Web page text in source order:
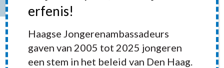
HOME»
erfenis!
Haagse Jongerenambassadeurs
gaven van 2005 tot 2025 jongeren
een stem in het beleid van Den Haag.